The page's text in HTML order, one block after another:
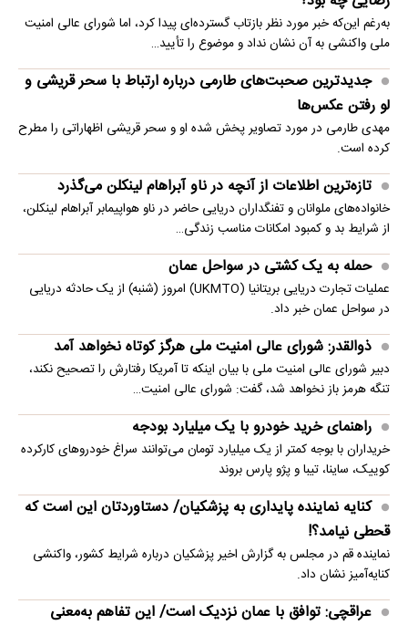
به‌رغم این‌که خبر مورد نظر بازتاب گسترده‌ای پیدا کرد، اما شورای عالی امنیت
ملی واکنشی به آن نشان نداد و موضوع را تأیید…
جدیدترین صحبت‌های طارمی درباره ارتباط با سحر قریشی و
لو رفتن عکس‌ها
مهدی طارمی در مورد تصاویر پخش شده او و سحر قریشی اظهاراتی را مطرح
کرده است.
تازه‌ترین اطلاعات از آنچه در ناو آبراهام لینکلن می‌گذرد
خانواده‌های ملوانان و تفنگداران دریایی حاضر در ناو هواپیمابر آبراهام لینکلن،
از شرایط بد و کمبود امکانات مناسب زندگی…
حمله به یک کشتی در سواحل عمان
عملیات تجارت دریایی بریتانیا (UKMTO) امروز (شنبه) از یک حادثه دریایی
در سواحل عمان خبر داد.
ذوالقدر: شورای عالی امنیت ملی هرگز کوتاه نخواهد آمد
دبیر شورای عالی امنیت ملی با بیان اینکه تا آمریکا رفتارش را تصحیح نکند،
تنگه هرمز باز نخواهد شد، گفت: شورای عالی امنیت…
راهنمای خرید خودرو با یک میلیارد بودجه
خریداران با بوجه کمتر از یک میلیارد تومان می‌توانند سراغ خودروهای کارکرده
کوییک، ساینا، تیبا و پژو پارس بروند
کنایه نماینده پایداری به پزشکیان/ دستاوردتان این است که
قحطی نیامد؟!
نماینده قم در مجلس به گزارش اخیر پزشکیان درباره شرایط کشور، واکنشی
کنایه‌آمیز نشان داد.
عراقچی: توافق با عمان نزدیک است/ این تفاهم به‌معنی